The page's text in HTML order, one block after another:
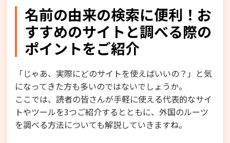
名前の由来の検索に便利！お
すすめのサイトと調べる際の
ポイントをご紹介
「じゃあ、実際にどのサイトを使えばいいの？」と気
になってきた方も多いのではないでしょうか。
ここでは、読者の皆さんが手軽に使える代表的なサイ
トやツールを3つご紹介するとともに、外国のルーツ
を調べる方法についても解説していきますね。